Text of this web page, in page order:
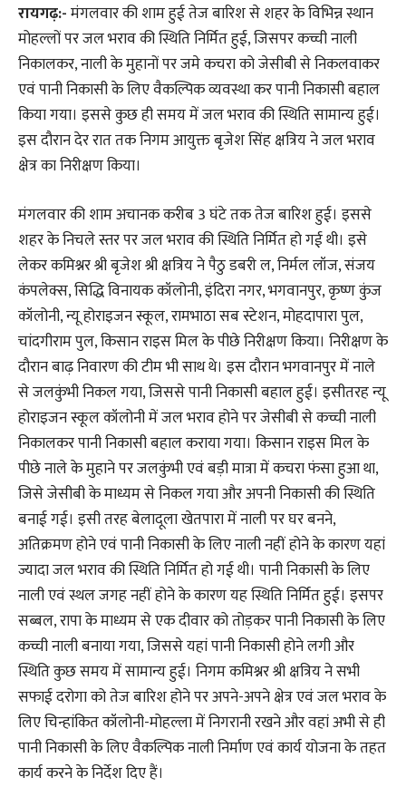
रायगढ़:-मंगलवार की शाम हुई तेज बारिश से शहर के विभिन्न स्थान
मोहल्लों पर जल भराव की स्थिति निर्मित हुई, जिसपर कच्ची नाली
निकालकर, नाली के मुहानों पर जमे कचरा को जेसीबी से निकलवाकर
एवं पानी निकासी के लिए वैकल्पिक व्यवस्था कर पानी निकासी बहाल
किया गया। इससे कुछ ही समय में जल भराव की स्थिति सामान्य हुई।
इस दौरान देर रात तक निगम आयुक्त बृजेश सिंह क्षत्रिय ने जल भराव
क्षेत्र का निरीक्षण किया।
मंगलवार की शाम अचानक करीब 3 घंटे तक तेज बारिश हुई। इससे
शहर के निचले स्तर पर जल भराव की स्थिति निर्मित हो गई थी। इसे
लेकर कमिश्नर श्री बृजेश श्री क्षत्रिय ने पैठु डबरी ल, निर्मल लॉज, संजय
कंपलेक्स, सिद्धि विनायक कॉलोनी, इंदिरा नगर, भगवानपुर, कृष्ण कुंज
कॉलोनी, न्यू होराइजन स्कूल, रामभाठा सब स्टेशन, मोहदापारा पुल,
चांदगीराम पुल, किसान राइस मिल के पीछे निरीक्षण किया। निरीक्षण के
दौरान बाढ़ निवारण की टीम भी साथ थे। इस दौरान भगवानपुर में नाले
से जलकुंभी निकल गया, जिससे पानी निकासी बहाल हुई। इसीतरह न्यू
होराइजन स्कूल कॉलोनी में जल भराव होने पर जेसीबी से कच्ची नाली
निकालकर पानी निकासी बहाल कराया गया। किसान राइस मिल के
पीछे नाले के मुहाने पर जलकुंभी एवं बड़ी मात्रा में कचरा फंसा हुआ था,
जिसे जेसीबी के माध्यम से निकल गया और अपनी निकासी की स्थिति
बनाई गई। इसी तरह बेलादूला खेतपारा में नाली पर घर बनने,
अतिक्रमण होने एवं पानी निकासी के लिए नाली नहीं होने के कारण यहां
ज्यादा जल भराव की स्थिति निर्मित हो गई थी। पानी निकासी के लिए
नाली एवं स्थल जगह नहीं होने के कारण यह स्थिति निर्मित हुई। इसपर
सब्बल, रापा के माध्यम से एक दीवार को तोड़कर पानी निकासी के लिए
कच्ची नाली बनाया गया, जिससे यहां पानी निकासी होने लगी और
स्थिति कुछ समय में सामान्य हुई। निगम कमिश्नर श्री क्षत्रिय ने सभी
सफाई दरोगा को तेज बारिश होने पर अपने-अपने क्षेत्र एवं जल भराव के
लिए चिन्हांकित कॉलोनी-मोहल्ला में निगरानी रखने और वहां अभी से ही
पानी निकासी के लिए वैकल्पिक नाली निर्माण एवं कार्य योजना के तहत
कार्य करने के निर्देश दिए हैं।